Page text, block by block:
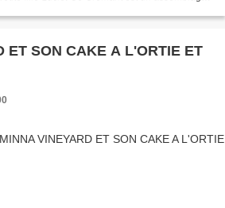
ET SON CAKE A L'ORTIE ET